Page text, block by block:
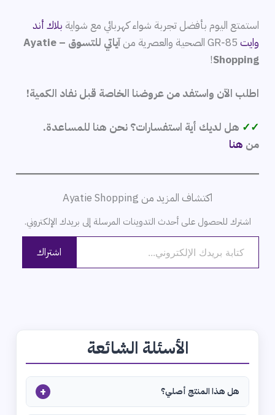
استمتع اليوم بأفضل تجربة شواء كهربائي مع شواية بلاك أند
وايت
آياتي للتسوق – Ayatie
Shopping
!
اطلب الآن واستفد من عروضنا الخاصة قبل نفاد الكمية!
✓✓ هل لديك أية استفسارات؟ نحن هنا للمساعدة.
من هنا
اكتشاف المزيد من Ayatie Shopping
اشترك للحصول على أحدث التدوينات المرسلة إلى بريدك الإلكتروني.
كتابة بريدك الإلكتروني...
اشتراك
الأسئلة الشائعة
هل هذا المنتج أصلي؟ +